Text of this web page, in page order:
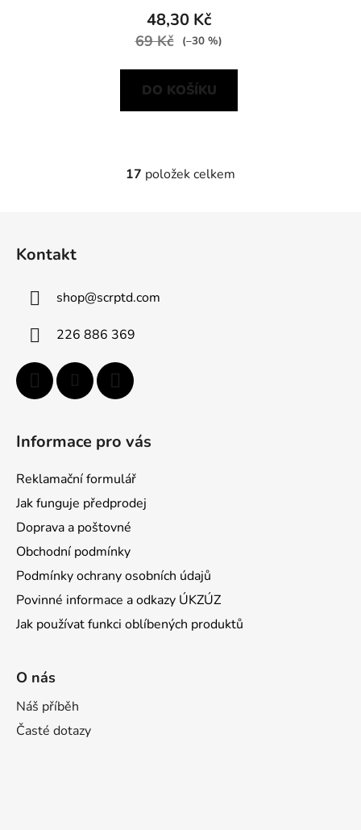
48,30 Kč
69 Kč (–30 %)
DO KOŠÍKU
O
17 položek celkem
Kontakt
shop@scrptd.com
226 886 369
Informace pro vás
Reklamační formulář
Jak funguje předprodej
Doprava a poštovné
Obchodní podmínky
Podmínky ochrany osobních údajů
Povinné informace a odkazy ÚKZÚZ
Jak používat funkci oblíbených produktů
O nás
Náš příběh
Časté dotazy